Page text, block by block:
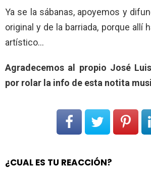
Ya se la sábanas, apoyemos y
original y de la barriada, porque allí
artístico…
Agradecemos al propio José
por rolar la info de esta notita
¿CUAL ES TU REACCIÓN?